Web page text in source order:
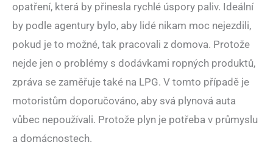
opatření, která by přinesla rychlé úspory paliv. Ideální
by podle agentury bylo, aby lidé nikam moc nejezdili,
pokud je to možné, tak pracovali z domova. Protože
nejde jen o problémy s dodávkami ropných produktů,
zpráva se zaměřuje také na LPG. V tomto případě je
motoristům doporučováno, aby svá plynová auta
vůbec nepoužívali. Protože plyn je potřeba v průmyslu
a domácnostech.